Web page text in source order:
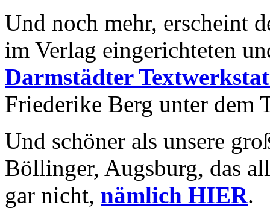
Und noch mehr, erscheint
im Verlag eingerichteten
Darmstädter
Friederike Berg unter dem
Und schöner als unsere
Böllinger, Augsburg, das
gar nicht, nämlich HIER.